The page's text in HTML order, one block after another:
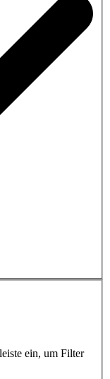
ein, um Filter